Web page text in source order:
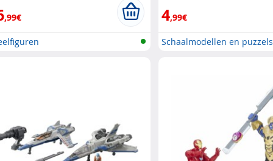
,99€ 4,99€
Schaalmodellen en puzzels